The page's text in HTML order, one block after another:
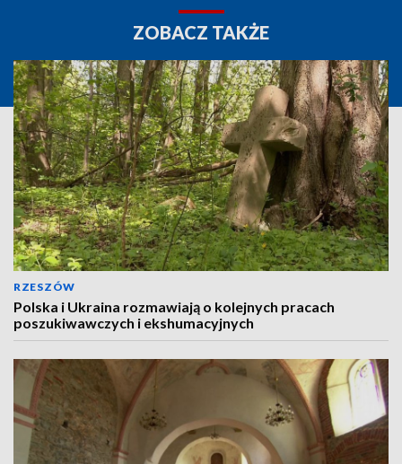
ZOBACZ TAKŻE
RZESZÓW
Polska i Ukraina rozmawiają o kolejnych pracach
poszukiwawczych i ekshumacyjnych